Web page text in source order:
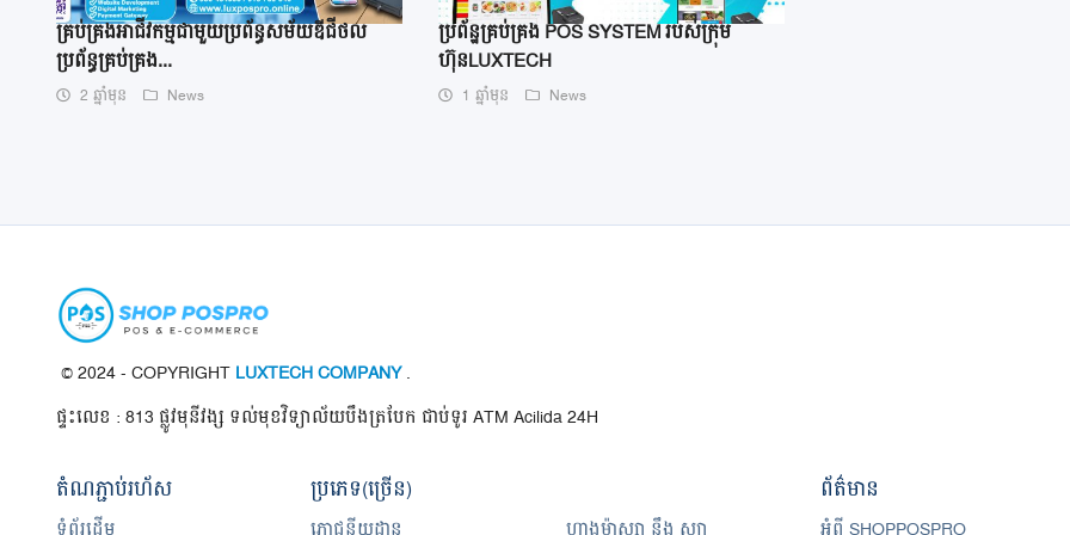
គ្រប់គ្រងអាជីវកម្មជាមួយប្រព័ន្ធសម័យឌីជីថល
ប្រព័ន្ធគ្រប់គ្រង...
2 ឆ្នាំមុន News
ប្រព័ន្ឋគ្រប់គ្រង POS SYSTEM របស់ក្រុម
ហ៊ុនLUXTECH
1 ឆ្នាំមុន News
© 2024 - COPYRIGHTLUXTECH COMPANY.
ផ្ទះលេខ : 813 ផ្លូវមុនីវង្ស ទល់មុខវិទ្យាល័យបឹងត្របែក ជាប់ទូរ ATM Acilida 24H
តំណ​ភ្ជាប់​រហ័ស ប្រភេទ(ច្រើន) ព័ត៌មាន